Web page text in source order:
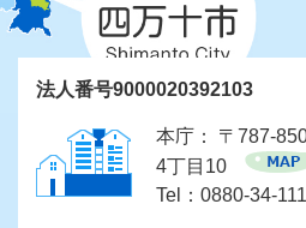
法人番号9000020392103
本庁： 〒787-
4丁目10
Tel：0880-34-